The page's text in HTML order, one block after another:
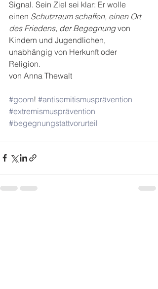
Signal. Sein Ziel sei klar: Er wolle
einen Schutzraum schaffen, einen Ort
des Friedens, der Begegnung von
Kindern und Jugendlichen,
unabhängig von Herkunft oder
Religion.
von Anna Thewalt
#goom! #antisemitismusprävention
#extremismusprävention
#begegnungstattvorurteil